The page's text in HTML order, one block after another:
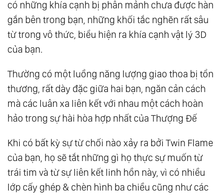
có những khía cạnh bị phân mảnh chưa được hàn
gắn bên trong bạn, những khối tắc nghẽn rất sâu
từ trong vô thức, biểu hiện ra khía cạnh vật lý 3D
của bạn.
Thường có một luồng năng lượng giao thoa bị tổn
thương, rất dày đặc giữa hai bạn, ngăn cản cách
mà các luân xa liên kết với nhau một cách hoàn
hảo trong sự hài hòa hợp nhất của Thượng Đế
Khi có bất kỳ sự từ chối nào xảy ra bởi Twin Flame
của bạn, họ sẽ tắt những gì họ thực sự muốn từ
trái tim và từ sự liên kết linh hồn này, vì có nhiều
lớp cấy ghép & chèn hình ba chiều cũng như các